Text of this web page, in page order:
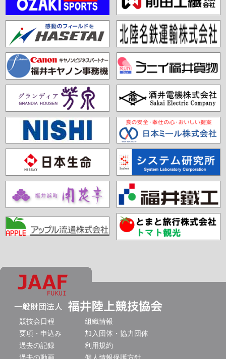
競技会日程
要項・申込み
過去の記録
過去の動画
組織情報
加入団体・協力団体
利用規約
個人情報保護方針